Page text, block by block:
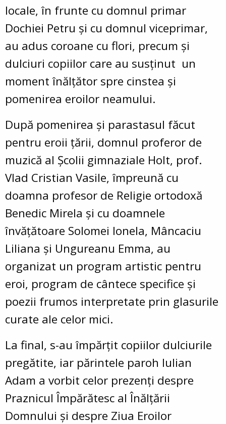
locale, în frunte cu domnul primar
Dochiei Petru şi cu domnul viceprimar,
au adus coroane cu flori, precum și
dulciuri copiilor care au susţinut un
moment înălţător spre cinstea şi
pomenirea eroilor neamului.
După pomenirea şi parastasul făcut
pentru eroii ţării, domnul proferor de
muzică al Şcolii gimnaziale Holt, prof.
Vlad Cristian Vasile, împreună cu
doamna profesor de Religie ortodoxă
Benedic Mirela şi cu doamnele
învăţătoare Solomei Ionela, Mâncaciu
Liliana şi Ungureanu Emma, au
organizat un program artistic pentru
eroi, program de cântece specifice şi
poezii frumos interpretate prin glasurile
curate ale celor mici.
La final, s-au împărţit copiilor dulciurile
pregătite, iar părintele paroh Iulian
Adam a vorbit celor prezenţi despre
Praznicul Împărătesc al Înălţării
Domnului şi despre Ziua Eroilor